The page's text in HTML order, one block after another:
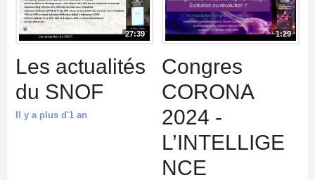
27:39
Les actualités
du SNOF
Il y a plus d'1 an
1:29
Congres
CORONA
2024 -
L’INTELLIGE
NCE